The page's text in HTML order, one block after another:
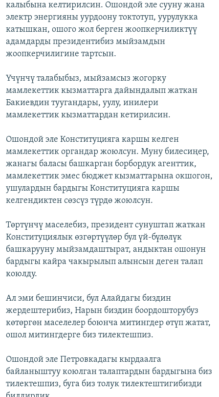
калыбына келтирилсин. Ошондой эле сууну жана
электр энергияны уурдоону токтотуп, уурулукка
катышкан, ошого жол берген жоопкерчиликтүү
адамдарды президентибиз мыйзамдын
жоопкерчилигине тартсын.
Үчүнчү талабыбыз, мыйзамсыз жогорку
мамлекеттик кызматтарга дайындалып жаткан
Бакиевдин туугандары, уулу, инилери
мамлекеттик кызматтардан кетирилсин.
Ошондой эле Конституцияга каршы келген
мамлекеттик органдар жоюлсун. Муну билесиңер,
жанагы баласы башкарган борбордук агенттик,
мамлекеттик эмес бюджет кызматтарына окшогон,
ушулардын бардыгы Конституцияга каршы
келгендиктен сөзсүз түрдө жоюлсун.
Төртүнчү маселебиз, президент сунуштап жаткан
Конституциялык өзгөртүүлөр бул үй-бүлөлүк
башкарууну мыйзамдаштырат, андыктан ошонун
бардыгы кайра чакырылып алынсын деген талап
коюлду.
Ал эми бешинчиси, бул Алайдагы биздин
жердештерибиз, Нарын биздин боордошторубуз
көтөргөн маселелер боюнча митингдер өтүп жатат,
ошол митингдерге биз тилектешпиз.
Ошондой эле Петровкадагы кырдаалга
байланыштуу коюлган талаптардын бардыгына биз
тилектешпиз, буга биз толук тилектештигибизди